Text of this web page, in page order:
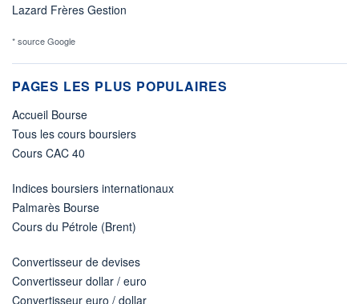
Lazard Frères Gestion
* source Google
PAGES LES PLUS POPULAIRES
Accueil Bourse
Tous les cours boursiers
Cours CAC 40
Indices boursiers internationaux
Palmarès Bourse
Cours du Pétrole (Brent)
Convertisseur de devises
Convertisseur dollar / euro
Convertisseur euro / dollar